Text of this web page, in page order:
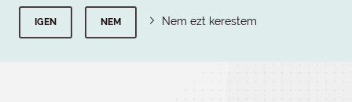
IGEN NEM Nem ezt kerestem